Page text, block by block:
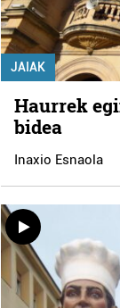
JAIAK
Haurrek
bidea
Inaxio Esnaola